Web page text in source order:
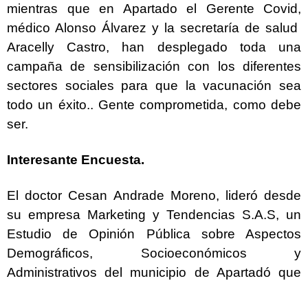
mientras que en Apartado el Gerente Covid,
médico Alonso Álvarez y la secretaría de salud
Aracelly Castro, han desplegado toda una
campaña de sensibilización con los diferentes
sectores sociales para que la vacunación sea
todo un éxito.. Gente comprometida, como debe
ser.
Interesante Encuesta.
El doctor Cesan Andrade Moreno, lideró desde
su empresa Marketing y Tendencias S.A.S, un
Estudio de Opinión Pública sobre Aspectos
Demográficos, Socioeconómicos y
Administrativos del municipio de Apartadó que